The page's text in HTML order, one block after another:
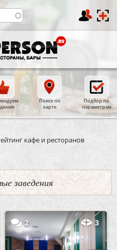
Поиск по
карте
Подбор по
параметрам
кафе и ресторанов
заведения
2 3